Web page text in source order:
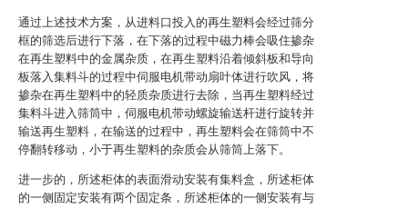
通过上述技术方案，从进料口投入的再生塑料会经过筛分
框的筛选后进行下落，在下落的过程中磁力棒会吸住掺杂
在再生塑料中的金属杂质，在再生塑料沿着倾斜板和导向
板落入集料斗的过程中伺服电机带动扇叶体进行吹风，将
掺杂在再生塑料中的轻质杂质进行去除，当再生塑料经过
集料斗进入筛筒中，伺服电机带动螺旋输送杆进行旋转并
输送再生塑料，在输送的过程中，再生塑料会在筛筒中不
停翻转移动，小于再生塑料的杂质会从筛筒上落下。
进一步的，所述柜体的表面滑动安装有集料盒，所述柜体
的一侧固定安装有两个固定条，所述柜体的一侧安装有与